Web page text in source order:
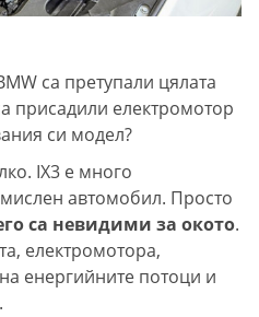
са претупали цялата
присадили електромотор
си модел?
IX3 е много
автомобил. Просто
са невидими за окото.
eлектромотора,
енергийните потоци и